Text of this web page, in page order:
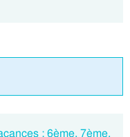
: 6ème, 7ème,